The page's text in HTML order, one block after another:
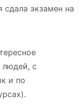
сдала экзамен на
людей, с
и по